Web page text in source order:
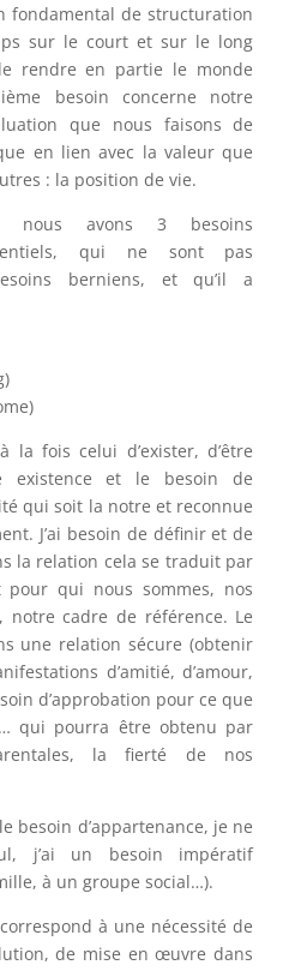
fondamental de structuration
sur le court et sur le long
rendre en partie le monde
besoin concerne notre
que nous faisons de
en lien avec la valeur que
: la position de vie.
nous avons 3 besoins
qui ne sont pas
berniens, et qu’il a
la fois celui d’exister, d’être
existence et le besoin de
qui soit la notre et reconnue
J’ai besoin de définir et de
la relation cela se traduit par
pour qui nous sommes, nos
notre cadre de référence. Le
une relation sécure (obtenir
d’amitié, d’amour,
d’approbation pour ce que
qui pourra être obtenu par
la fierté de nos
besoin d’appartenance, je ne
j’ai un besoin impératif
à un groupe social…).
à une nécessité de
de mise en œuvre dans